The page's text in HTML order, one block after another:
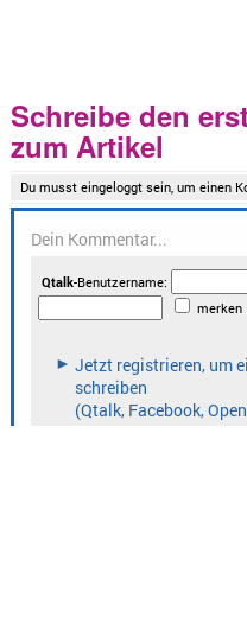
Schreibe den
zum Artikel